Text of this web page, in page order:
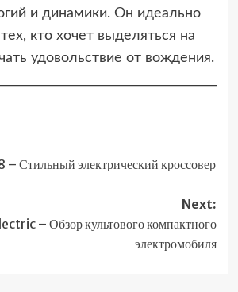
и динамики. Он идеально
кто хочет выделяться на
удовольствие от вождения.
Стильный электрический кроссовер
Next:
– Обзор культового компактного
электромобиля